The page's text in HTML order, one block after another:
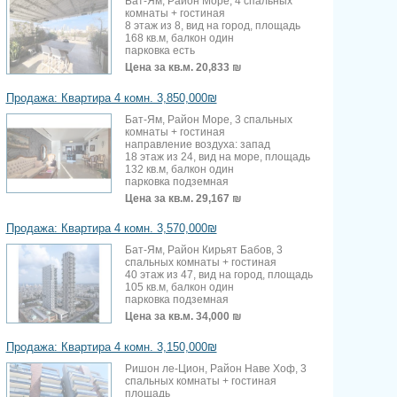
комнаты + гостиная
8 этаж из 8, вид на город, площадь
168 кв.м, балкон один
парковка есть
Цена за кв.м. 20,833 ₪
Продажа: Квартира 4 комн. 3,850,000₪
Бат-Ям, Район Море, 3 спальных
комнаты + гостиная
направление воздуха: запад
18 этаж из 24, вид на море, площадь
132 кв.м, балкон один
парковка подземная
Цена за кв.м. 29,167 ₪
Продажа: Квартира 4 комн. 3,570,000₪
Бат-Ям, Район Кирьят Бабов, 3
спальных комнаты + гостиная
40 этаж из 47, вид на город, площадь
105 кв.м, балкон один
парковка подземная
Цена за кв.м. 34,000 ₪
Продажа: Квартира 4 комн. 3,150,000₪
Ришон ле-Цион, Район Наве Хоф, 3
спальных комнаты + гостиная
площадь